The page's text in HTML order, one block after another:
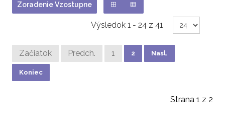
Zoradenie Vzostupne
Výsledok 1 - 24 z 41
Začiatok Predch. 1 2 Nasl.
Koniec
Strana 1 z 2